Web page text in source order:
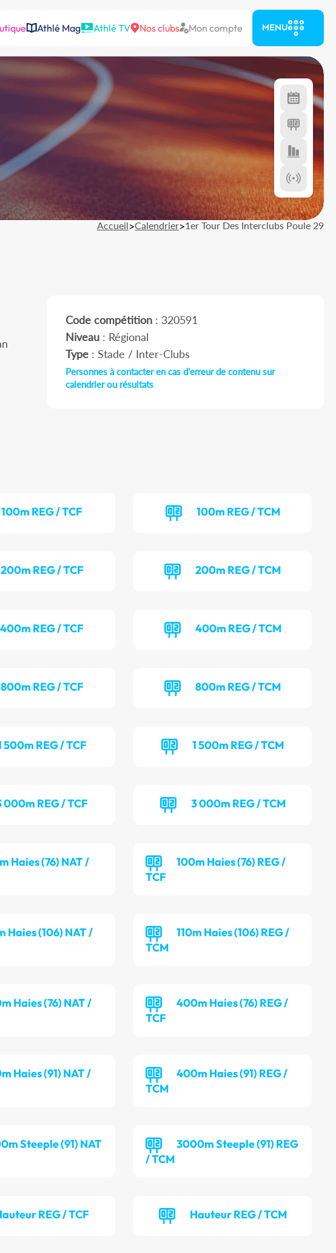
Athlé Mag Athlé TV Nos clubs Mon compte MENU
Accueil>Calendrier>1er Tour Des Interclubs Poule 29
Code compétition: 320591
Niveau: Régional
Type: Stade / Inter-Clubs
Personnes à contacter en cas d'erreur de contenu sur
calendrier ou résultats
100m REG / TCF 100m REG / TCM
200m REG / TCF 200m REG / TCM
400m REG / TCF 400m REG / TCM
800m REG / TCF 800m REG / TCM
500m REG / TCF 1 500m REG / TCM
000m REG / TCF 3 000m REG / TCM
Haies (76) NAT /
100m Haies (76) REG /
TCF
Haies (106) NAT /
110m Haies (106) REG /
TCM
Haies (76) NAT /
400m Haies (76) REG /
TCF
Haies (91) NAT /
400m Haies (91) REG /
TCM
Steeple (91) NAT
3000m Steeple (91) REG
/ TCM
REG / TCF Hauteur REG / TCM